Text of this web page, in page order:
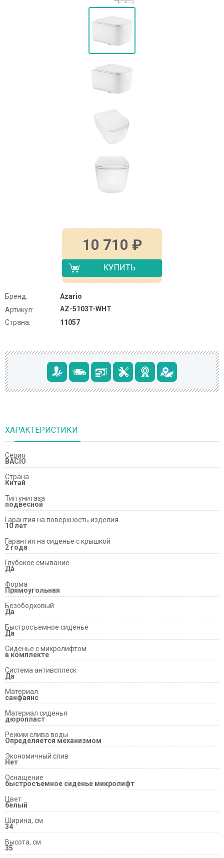
10 710 ₽
КУПИТЬ
Бренд:
Azario
Артикул:
AZ-5103T-WHT
Страна:
11057
ХАРАКТЕРИСТИКИ
Серия
BACIO
Страна
Китай
Тип унитаза
подвесной
Гарантия на поверхность изделия
10 лет
Гарантия на сиденье с крышкой
2 года
Глубокое смывание
Да
Форма
Прямоугольная
Безободковый
Да
Быстросъемное сиденье
Да
Сиденье с микролифтом
в комплекте
Система антивсплеск
Да
Материал
санфаянс
Материал сиденья
дюропласт
Режим слива воды
Определяется механизмом
Экономичный слив
Нет
Оснащение
быстросъемное сиденье микролифт
Цвет
белый
Ширина, см
34
Высота, см
35